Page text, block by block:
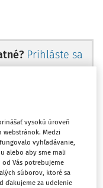
Prihláste sa
len
oblasti je
vysokú úroveň
Medzi
vyhľadávanie,
alebo aby sme mali
Vás potrebujeme
súborov, ktoré sa
ďakujeme za udelenie